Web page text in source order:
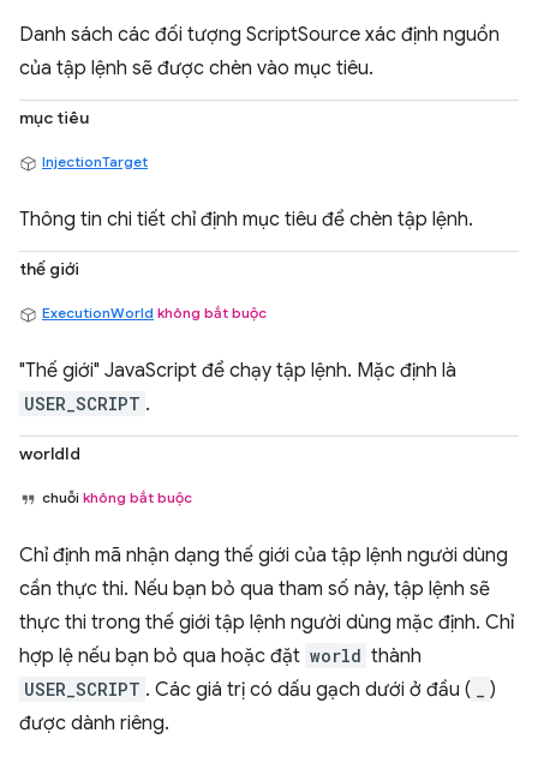
Danh sách các đối tượng ScriptSource xác định nguồn
của tập lệnh sẽ được chèn vào mục tiêu.
mục tiêu
InjectionTarget
Thông tin chi tiết chỉ định mục tiêu để chèn tập lệnh.
thế giới
ExecutionWorld không bắt buộc
"Thế giới" JavaScript để chạy tập lệnh. Mặc định là
USER_SCRIPT .
worldId
chuỗi không bắt buộc
Chỉ định mã nhận dạng thế giới của tập lệnh người dùng
cần thực thi. Nếu bạn bỏ qua tham số này, tập lệnh sẽ
thực thi trong thế giới tập lệnh người dùng mặc định. Chỉ
hợp lệ nếu bạn bỏ qua hoặc đặt world thành
USER_SCRIPT . Các giá trị có dấu gạch dưới ở đầu (
)
được dành riêng.